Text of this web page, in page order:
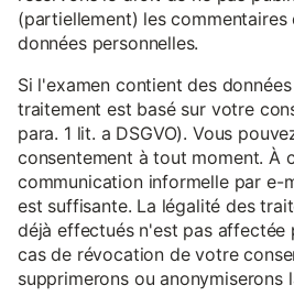
(partiellement) les
données personnelles.
Si l'examen contient des
traitement est basé sur votre
para. 1 lit. a DSGVO). Vous
consentement à tout moment. À
communication informelle par e-
est suffisante. La légalité des
déjà effectués n'est pas affectée
cas de révocation de votre
supprimerons ou anonymiserons